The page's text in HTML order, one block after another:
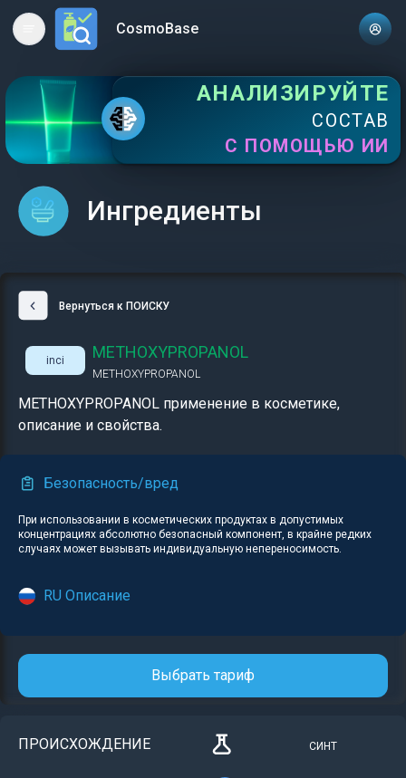
Open main menuCosmoBase
АНАЛИЗИРУЙТЕ
СОСТАВ
С ПОМОЩЬЮ ИИ
Ингредиенты
Вернуться к ПОИСКУ
inci METHOXYPROPANOL
METHOXYPROPANOL
METHOXYPROPANOL применение в косметике,
описание и свойства.
Безопасность/вред
При использовании в косметических продуктах в допустимых
концентрациях абсолютно безопасный компонент, в крайне редких
случаях может вызывать индивидуальную непереносимость.
RU Описание
Выбрать тариф
ПРОИСХОЖДЕНИЕ СИНТ